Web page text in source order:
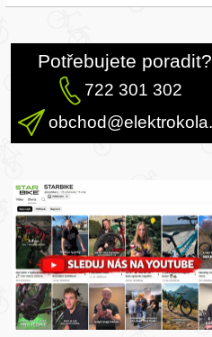
Potřebujete poradit?
722 301 302